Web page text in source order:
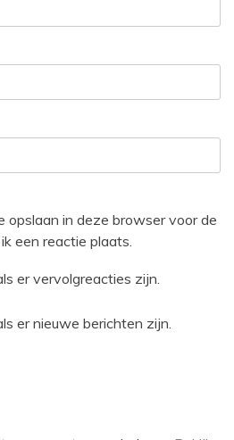
opslaan in deze browser voor de
een reactie plaats.
er vervolgreacties zijn.
er nieuwe berichten zijn.